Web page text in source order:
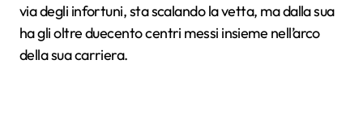
via degli infortuni, sta scalando la vetta, ma dalla sua
ha gli oltre duecento centri messi insieme nell’arco
della sua carriera.